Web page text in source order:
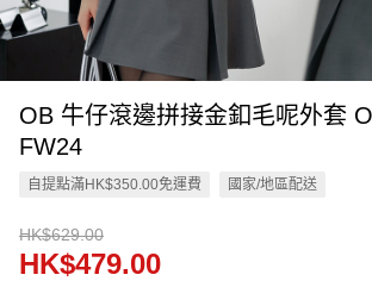
OB 牛仔滾邊拼接金釦毛呢外套
FW24
自提點滿HK$350.00免運費 國家/地區配送
HK$629.00
HK$479.00